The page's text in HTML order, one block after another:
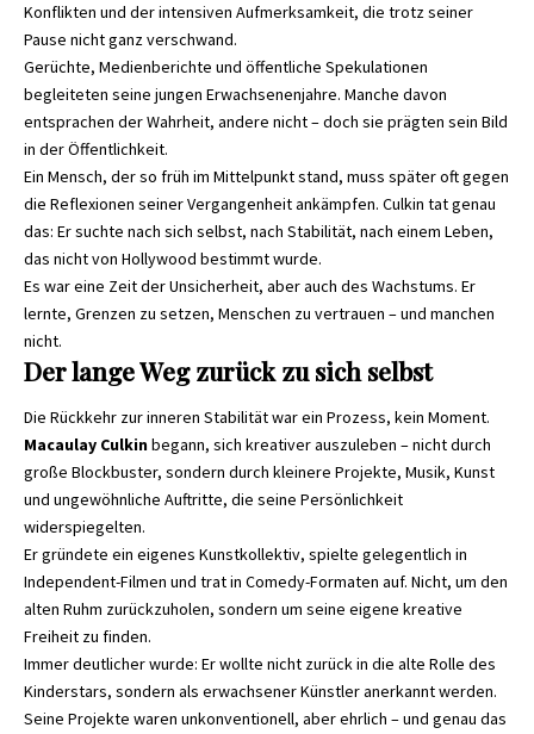
Konflikten und der intensiven Aufmerksamkeit, die trotz seiner
Pause nicht ganz verschwand.
Gerüchte, Medienberichte und öffentliche Spekulationen
begleiteten seine jungen Erwachsenenjahre. Manche davon
entsprachen der Wahrheit, andere nicht – doch sie prägten sein Bild
in der Öffentlichkeit.
Ein Mensch, der so früh im Mittelpunkt stand, muss später oft gegen
die Reflexionen seiner Vergangenheit ankämpfen. Culkin tat genau
das: Er suchte nach sich selbst, nach Stabilität, nach einem Leben,
das nicht von Hollywood bestimmt wurde.
Es war eine Zeit der Unsicherheit, aber auch des Wachstums. Er
lernte, Grenzen zu setzen, Menschen zu vertrauen – und manchen
nicht.
Der lange Weg zurück zu sich selbst
Die Rückkehr zur inneren Stabilität war ein Prozess, kein Moment.
Macaulay Culkinbegann, sich kreativer auszuleben – nicht durch
große Blockbuster, sondern durch kleinere Projekte, Musik, Kunst
und ungewöhnliche Auftritte, die seine Persönlichkeit
widerspiegelten.
Er gründete ein eigenes Kunstkollektiv, spielte gelegentlich in
Independent-Filmen und trat in Comedy-Formaten auf. Nicht, um den
alten Ruhm zurückzuholen, sondern um seine eigene kreative
Freiheit zu finden.
Immer deutlicher wurde: Er wollte nicht zurück in die alte Rolle des
Kinderstars, sondern als erwachsener Künstler anerkannt werden.
Seine Projekte waren unkonventionell, aber ehrlich – und genau das